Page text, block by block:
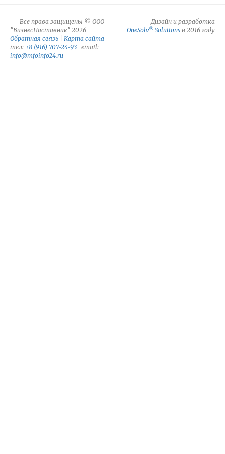
Все права защищены © ООО
"БизнесНаставник" 2026
Обратная связь
Карта сайта
тел: +8 (916) 707-24-93 email:
info@mfoinfo24.ru
Дизайн и разработка
OneSolv® Solutions в 2016 году